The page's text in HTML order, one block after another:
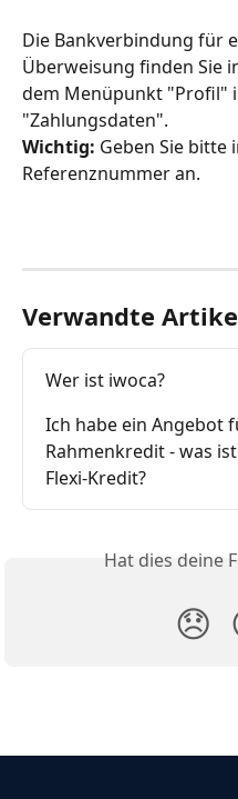
Die Bankverbindung für
Überweisung finden Sie
dem Menüpunkt "Profil"
"Zahlungsdaten".
Wichtig: Geben Sie bitte
Referenznummer an.
Verwandte
Wer ist iwoca?
Ich habe ein Angebot
Rahmenkredit - was
Flexi-Kredit?
Hat dies deine
😞